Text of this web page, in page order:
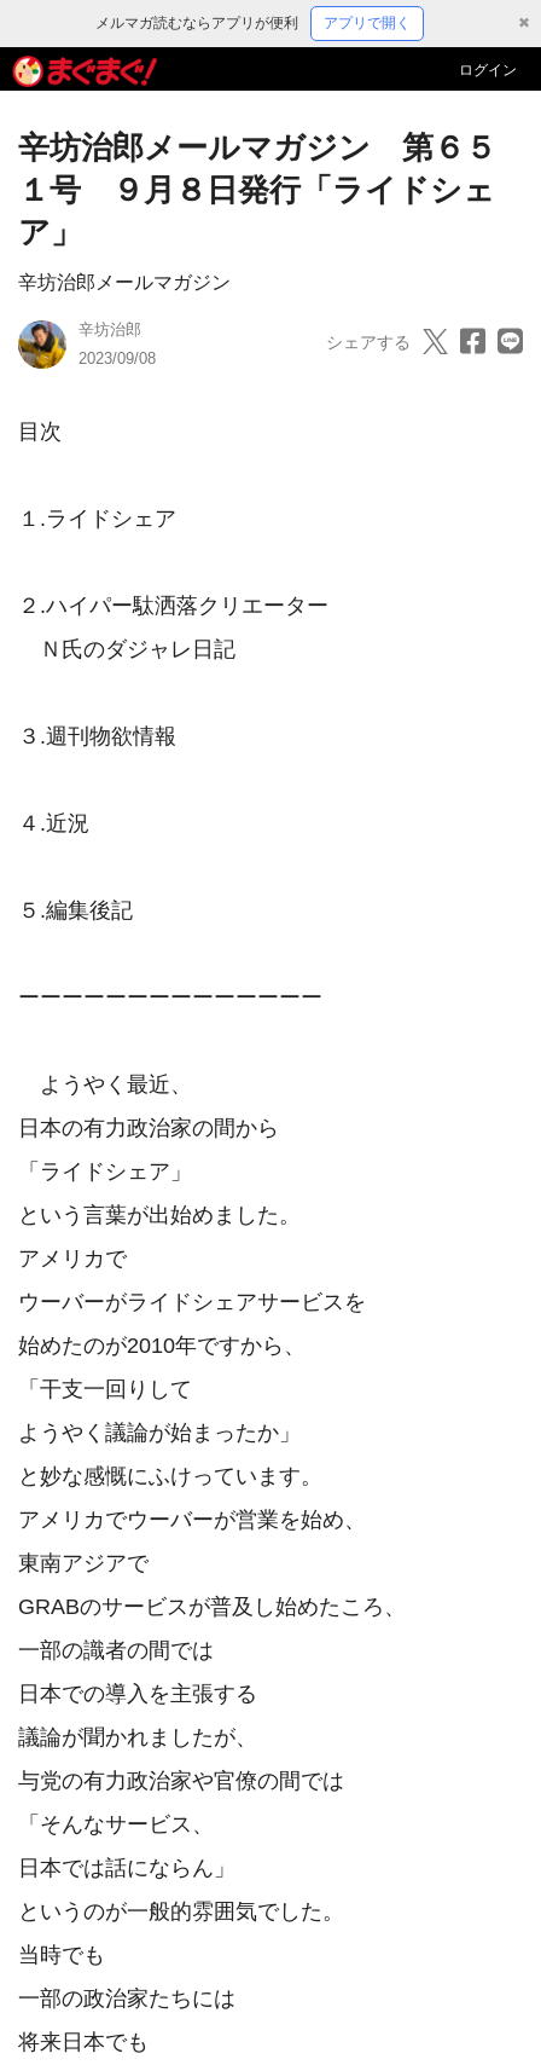
メルマガ読むならアプリが便利 アプリで開く ✖
ログイン
辛坊治郎メールマガジン 第６５
１号 ９月８日発行「ライドシェ
ア」
辛坊治郎メールマガジン
辛坊治郎
2023/09/08
シェアする
目次
１.ライドシェア
２.ハイパー駄洒落クリエーター
Ｎ氏のダジャレ日記
３.週刊物欲情報
４.近況
５.編集後記
ーーーーーーーーーーーーーー
ようやく最近、
日本の有力政治家の間から
「ライドシェア」
という言葉が出始めました。
アメリカで
ウーバーがライドシェアサービスを
始めたのが2010年ですから、
「干支一回りして
ようやく議論が始まったか」
と妙な感慨にふけっています。
アメリカでウーバーが営業を始め、
東南アジアで
GRABのサービスが普及し始めたころ、
一部の識者の間では
日本での導入を主張する
議論が聞かれましたが、
与党の有力政治家や官僚の間では
「そんなサービス、
日本では話にならん」
というのが一般的雰囲気でした。
当時でも
一部の政治家たちには
将来日本でも